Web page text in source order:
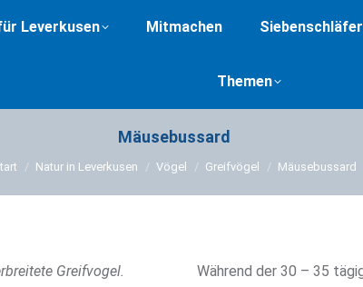
Leverkusen Mitmachen Siebenschläfer
Themen
Mäusebussard
befinden sich hier:
Natur in Leverkusen Vögel Greifvögel Mäusebussard
Greifvogel.
Während der 30 – 35